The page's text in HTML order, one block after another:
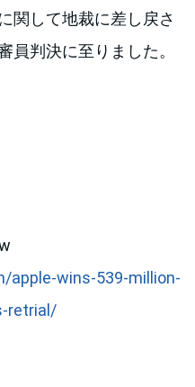
関して地裁に差し戻さ
員判決に至りました。
apple-wins-539-million-
retrial/